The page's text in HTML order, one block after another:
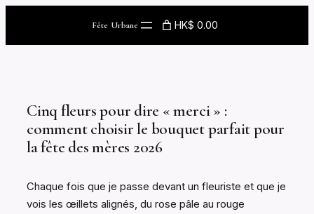
content
Fête Urbane HK$ 0.00
Cinq fleurs pour dire « merci » :
comment choisir le bouquet parfait pour
la fête des mères 2026
Chaque fois que je passe devant un fleuriste et que je
vois les œillets alignés, du rose pâle au rouge